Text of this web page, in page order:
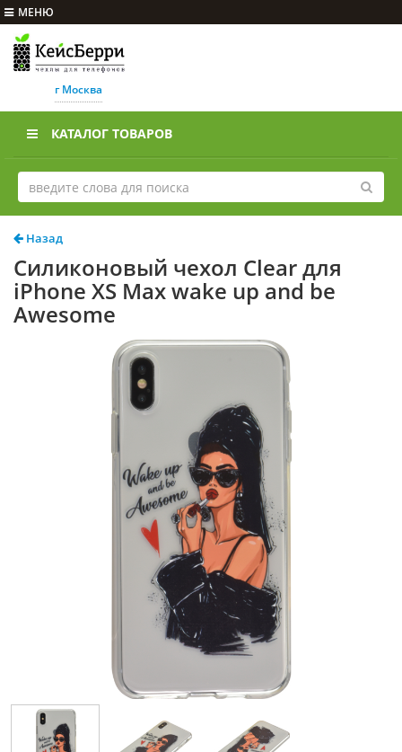
МЕНЮ
г Москва
КАТАЛОГ ТОВАРОВ
Назад
Силиконовый чехол Clear для
iPhone XS Max wake up and be
Awesome